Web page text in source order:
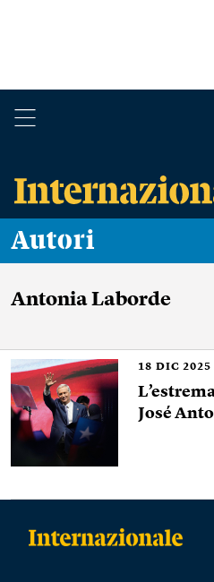
Autori
Antonia Laborde
18 DIC 2025
José